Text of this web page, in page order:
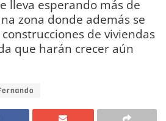
lleva esperando más de
zona donde además se
de viviendas
que harán crecer aún